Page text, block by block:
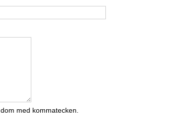
med kommatecken.